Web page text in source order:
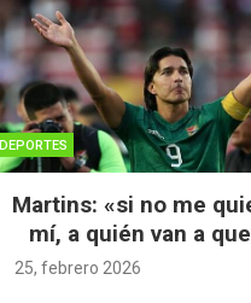
DEPORTES
Martins: «si no me
mí, a quién van a
25, febrero 2026